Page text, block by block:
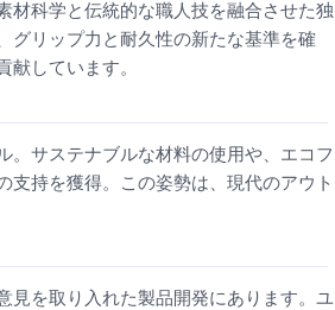
材科学と伝統的な職人技を融合させた独
グリップ力と耐久性の新たな基準を確
献しています。
。サステナブルな材料の使用や、エコフ
支持を獲得。この姿勢は、現代のアウト
見を取り入れた製品開発にあります。ユ